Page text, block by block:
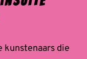
kunstenaars die